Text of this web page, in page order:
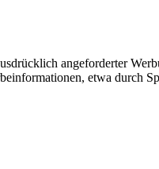
angeforderter
etwa durch